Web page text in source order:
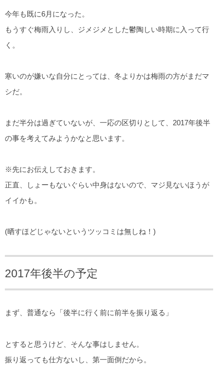
今年も既に6月になった。
もうすぐ梅雨入りし、ジメジメとした鬱陶しい時期に入って行
く。
寒いのが嫌いな自分にとっては、冬よりかは梅雨の方がまだマ
シだ。
まだ半分は過ぎていないが、一応の区切りとして、2017年後半
の事を考えてみようかなと思います。
※先にお伝えしておきます。
正直、しょーもないぐらい中身はないので、マジ見ないほうが
イイかも。
(晒すほどじゃないというツッコミは無しね！)
2017年後半の予定
まず、普通なら「後半に行く前に前半を振り返る」
とすると思うけど、そんな事はしません。
振り返っても仕方ないし、第一面倒だから。